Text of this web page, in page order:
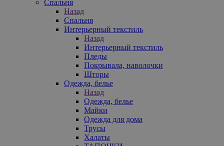
Спальня
Назад
Спальня
Интерьерный текстиль
Назад
Интерьерный текстиль
Пледы
Покрывала, наволочки
Шторы
Одежда, белье
Назад
Одежда, белье
Майки
Одежда для дома
Трусы
Халаты